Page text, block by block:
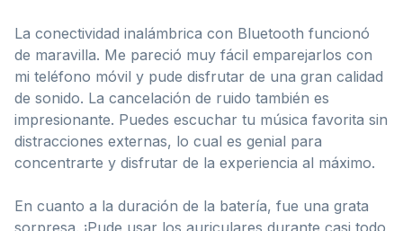
La conectividad inalámbrica con Bluetooth funcionó
de maravilla. Me pareció muy fácil emparejarlos con
mi teléfono móvil y pude disfrutar de una gran calidad
de sonido. La cancelación de ruido también es
impresionante. Puedes escuchar tu música favorita sin
distracciones externas, lo cual es genial para
concentrarte y disfrutar de la experiencia al máximo.
En cuanto a la duración de la batería, fue una grata
sorpresa. ¡Pude usar los auriculares durante casi todo